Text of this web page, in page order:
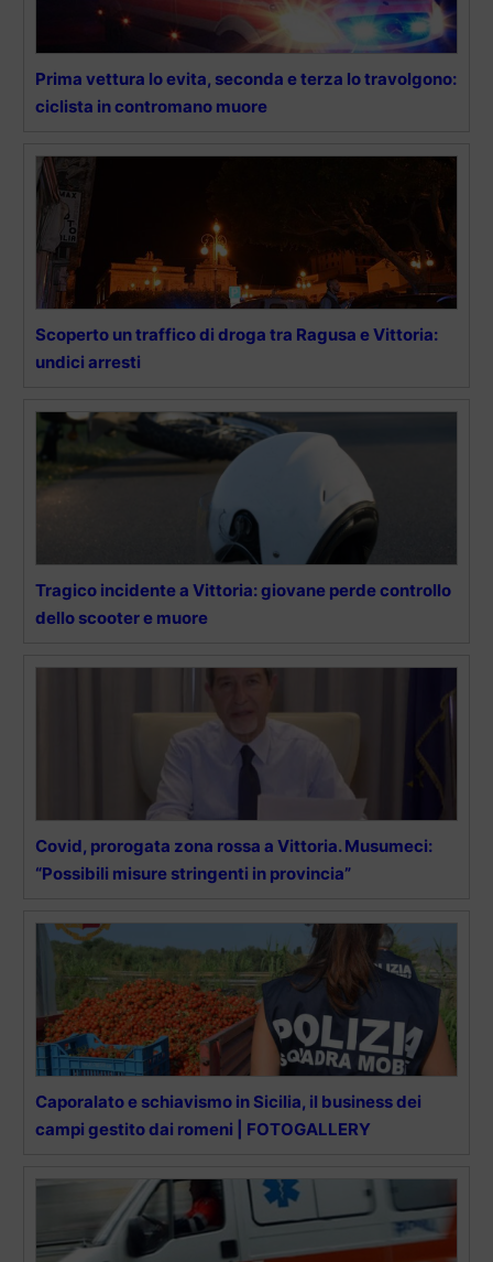
Prima vettura lo evita, seconda e terza lo travolgono:
ciclista in contromano muore
Scoperto un traffico di droga tra Ragusa e Vittoria:
undici arresti
Tragico incidente a Vittoria: giovane perde controllo
dello scooter e muore
Covid, prorogata zona rossa a Vittoria. Musumeci:
“Possibili misure stringenti in provincia”
Caporalato e schiavismo in Sicilia, il business dei
campi gestito dai romeni | FOTOGALLERY